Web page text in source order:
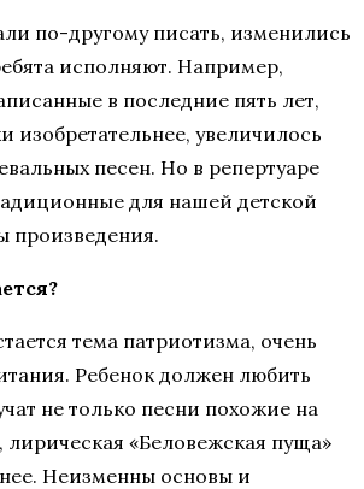
по-другому писать, изменились
исполняют. Например,
в последние пять лет,
изобретательнее, увеличилось
песен. Но в репертуаре
для нашей детской
произведения.
тема патриотизма, очень
Ребенок должен любить
не только песни похожие на
«Беловежская пуща»
Неизменны основы и